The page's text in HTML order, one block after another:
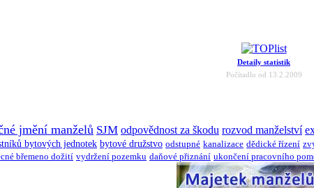
Detaily statistik
Počítadlo od 13.2.2009
jmění manželů SJM odpovědnost za škodu rozvod manželství
bytových jednotek bytové družstvo odstupné kanalizace dědické řízení
břemeno dožití vydržení pozemku daňové přiznání ukončení pracovního